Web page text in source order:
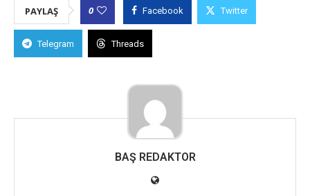
PAYLAŞ 0 Facebook Twitter
Telegram Threads
BAŞ REDAKTOR